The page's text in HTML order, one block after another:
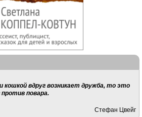
кошкой вдруг возникает дружба, то это
против повара.
Стефан Цвейг